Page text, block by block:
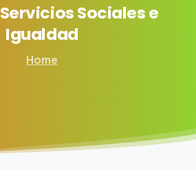
ServiciosSocialese
Igualdad
Home